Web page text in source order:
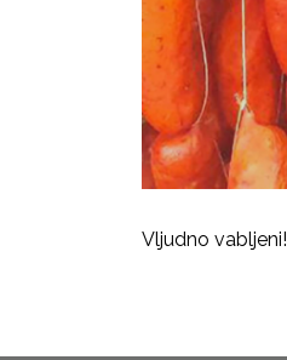
Vljudno vabljeni!